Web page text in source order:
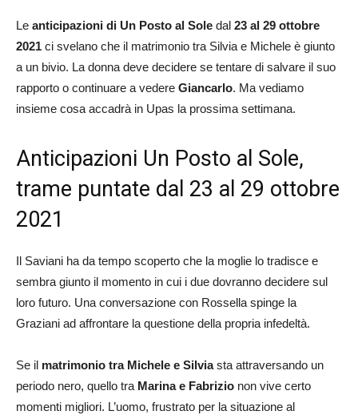
Le anticipazioni di Un Posto al Sole dal 23 al 29 ottobre
2021 ci svelano che il matrimonio tra Silvia e Michele è giunto
a un bivio. La donna deve decidere se tentare di salvare il suo
rapporto o continuare a vedere Giancarlo. Ma vediamo
insieme cosa accadrà in Upas la prossima settimana.
Anticipazioni Un Posto al Sole,
trame puntate dal 23 al 29 ottobre
2021
Il Saviani ha da tempo scoperto che la moglie lo tradisce e
sembra giunto il momento in cui i due dovranno decidere sul
loro futuro. Una conversazione con Rossella spinge la
Graziani ad affrontare la questione della propria infedeltà.
Se il matrimonio tra Michele e Silviasta attraversando un
periodo nero, quello tra Marina e Fabrizio non vive certo
momenti migliori. L’uomo, frustrato per la situazione al